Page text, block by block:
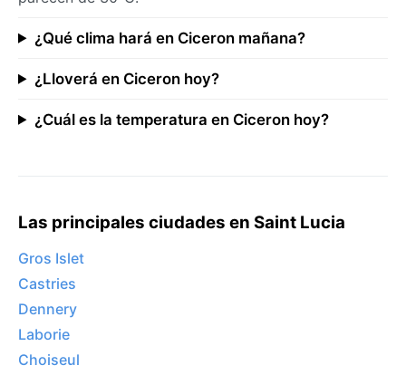
¿Qué clima hará en Ciceron mañana?
¿Lloverá en Ciceron hoy?
¿Cuál es la temperatura en Ciceron hoy?
Las principales ciudades en Saint Lucia
Gros Islet
Castries
Dennery
Laborie
Choiseul